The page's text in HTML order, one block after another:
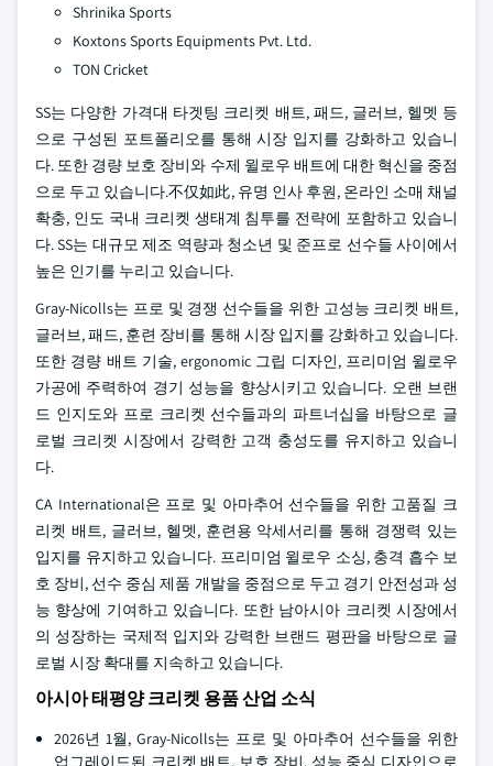
Shrinika Sports
Koxtons Sports Equipments Pvt. Ltd.
TON Cricket
SS는 다양한 가격대 타겟팅 크리켓 배트, 패드, 글러브, 헬멧 등
으로 구성된 포트폴리오를 통해 시장 입지를 강화하고 있습니
다. 또한 경량 보호 장비와 수제 윌로우 배트에 대한 혁신을 중점
으로 두고 있습니다.不仅如此, 유명 인사 후원, 온라인 소매 채널
확충, 인도 국내 크리켓 생태계 침투를 전략에 포함하고 있습니
다. SS는 대규모 제조 역량과 청소년 및 준프로 선수들 사이에서
높은 인기를 누리고 있습니다.
Gray-Nicolls는 프로 및 경쟁 선수들을 위한 고성능 크리켓 배트,
글러브, 패드, 훈련 장비를 통해 시장 입지를 강화하고 있습니다.
또한 경량 배트 기술, ergonomic 그립 디자인, 프리미엄 윌로우
가공에 주력하여 경기 성능을 향상시키고 있습니다. 오랜 브랜
드 인지도와 프로 크리켓 선수들과의 파트너십을 바탕으로 글
로벌 크리켓 시장에서 강력한 고객 충성도를 유지하고 있습니
다.
CA International은 프로 및 아마추어 선수들을 위한 고품질 크
리켓 배트, 글러브, 헬멧, 훈련용 악세서리를 통해 경쟁력 있는
입지를 유지하고 있습니다. 프리미엄 윌로우 소싱, 충격 흡수 보
호 장비, 선수 중심 제품 개발을 중점으로 두고 경기 안전성과 성
능 향상에 기여하고 있습니다. 또한 남아시아 크리켓 시장에서
의 성장하는 국제적 입지와 강력한 브랜드 평판을 바탕으로 글
로벌 시장 확대를 지속하고 있습니다.
아시아 태평양 크리켓 용품 산업 소식
2026년 1월, Gray-Nicolls는 프로 및 아마추어 선수들을 위한
업그레이드된 크리켓 배트, 보호 장비, 성능 중심 디자인으로